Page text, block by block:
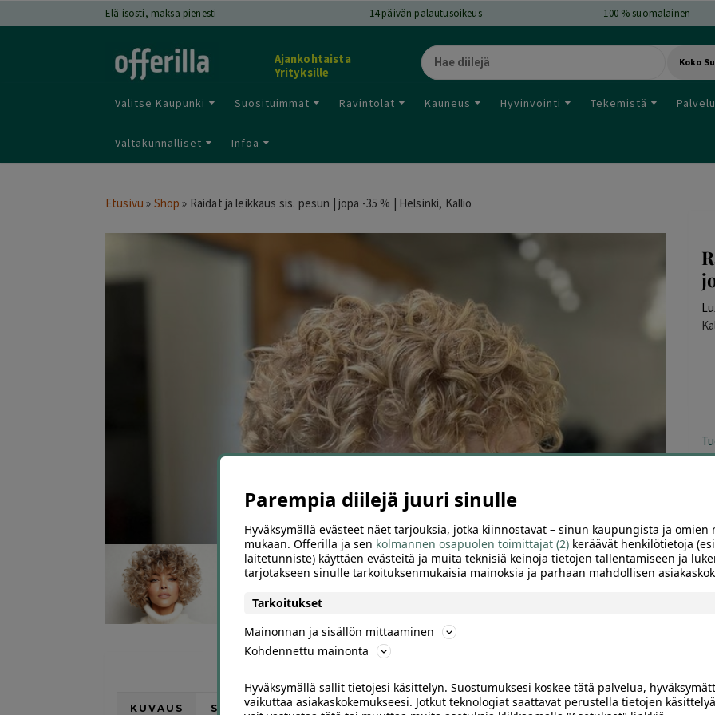
Elä isosti, maksa pienesti 14päivän palautusoikeus 100 % suomalainen
Ajankohtaista
Yrityksille
Koko
Valitse Kaupunki Suosituimmat Ravintolat Kauneus Hyvinvointi Tekemistä
Valtakunnalliset Infoa
Etusivu » Shop » Raidat ja leikkaus sis. pesun | jopa -35 % | Helsinki, Kallio
KUVAUS SIJAINTI KARTALLA ARVIOT (0) SUOSITTELE
Parempia diilejä juuri sinulle
Hyväksymällä evästeet näet tarjouksia, jotka kiinnostavat – sinun kaupungista ja omien
mukaan. Offerilla ja sen kolmannen osapuolen toimittajat (2) keräävät henkilötietoja
laitetunniste) käyttäen evästeitä ja muita teknisiä keinoja tietojen tallentamiseen ja
tarjotakseen sinulle tarkoituksenmukaisia mainoksia ja parhaan mahdollisen
Tarkoitukset
Mainonnan ja sisällön mittaaminen
Kohdennettu mainonta
Hyväksymällä sallit tietojesi käsittelyn. Suostumuksesi koskee tätä palvelua,
vaikuttaa asiakaskokemukseesi. Jotkut teknologiat saattavat perustella tietojen